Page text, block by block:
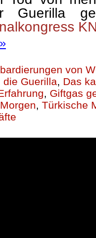
Guerilla
von
die Guerilla, Das
, Giftgas
, Türkische